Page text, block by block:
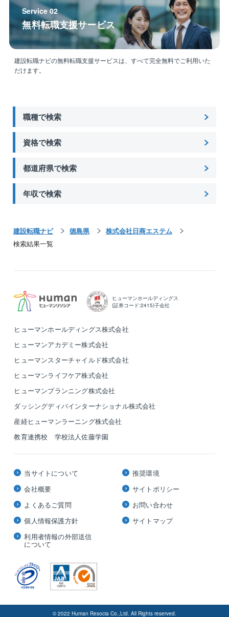
Service 02
無料転職支援サービス
建設転職ナビの無料転職支援サービスは、すべて完全無料でご利用いた
だけます。
職種で検索
資格で検索
都道府県で検索
年収で検索
建設転職ナビ 徳島県
株式会社日商エステム
検索結果一覧
ヒューマンホールディングス
(証券コード:2415)子会社
ヒューマンホールディングス株式会社
ヒューマンアカデミー株式会社
ヒューマンスターチャイルド株式会社
ヒューマンライフケア株式会社
ヒューマンプランニング株式会社
ダッシングディバインターナショナル株式会社
産経ヒューマンラーニング株式会社
教育連携校 学校法人佐藤学園
当サイトについて
会社概要
よくあるご質問
個人情報保護方針
利用者情報の外部送信
について
推奨環境
サイトポリシー
お問い合わせ
サイトマップ
© 2022 Human Resocia Co.,Ltd. All Rights reserved.